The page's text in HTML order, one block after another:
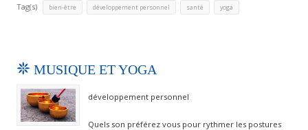
Tag(s) bien-être développement personnel santé yoga
MUSIQUE ET YOGA
développement personnel
Quels son préférez vous pour rythmer les postures